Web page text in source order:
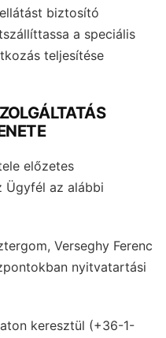
biztosító
a speciális
teljesítése
előzetes
Ügyfél az alábbi
Verseghy Ferenc
nyitvatartási
keresztül (+36-1-